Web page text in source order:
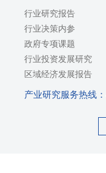
行业研究报告
行业决策内参
政府专项课题
行业投资发展研究
区域经济发展报告
产业研究服务热线：